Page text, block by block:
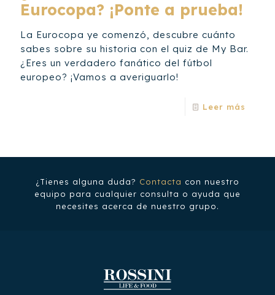
Eurocopa? ¡Ponte a prueba!
La Eurocopa ye comenzó, descubre cuánto
sabes sobre su historia con el quiz de My Bar.
¿Eres un verdadero fanático del fútbol
europeo? ¡Vamos a averiguarlo!
Leer más
¿Tienes alguna duda? Contacta con nuestro
equipo para cualquier consulta o ayuda que
necesites acerca de nuestro grupo.